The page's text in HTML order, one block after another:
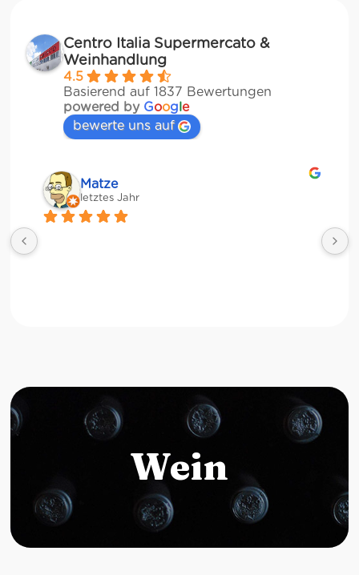
Centro Italia Supermercato &
Weinhandlung
4.5
Basierend auf 1837 Bewertungen
powered by Google
bewerte uns auf
Matze
letztes Jahr
Wein